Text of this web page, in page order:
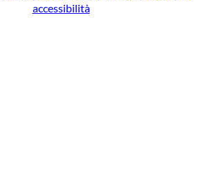
accessibilità